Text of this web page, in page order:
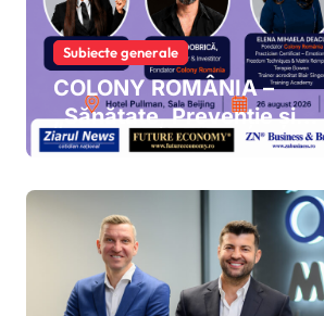
Subiecte generale
COLONY ROMÂNIA –
„Sănătate, Prevenție și
Oportunități de Business”